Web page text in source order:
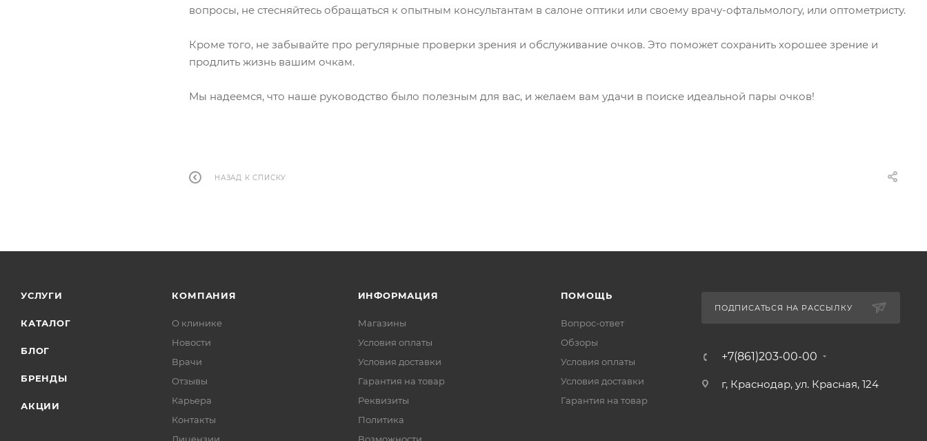
вопросы, не стесняйтесь обращаться к опытным консультантам в салоне оптики или своему врачу-офтальмологу, или оптометристу.
Кроме того, не забывайте про регулярные проверки зрения и обслуживание очков. Это поможет сохранить хорошее зрение и
продлить жизнь вашим очкам.
Мы надеемся, что наше руководство было полезным для вас, и желаем вам удачи в поиске идеальной пары очков!
НАЗАД К СПИСКУ
УСЛУГИ
КАТАЛОГ
БЛОГ
БРЕНДЫ
АКЦИИ
КОМПАНИЯ
О клинике
Новости
Врачи
Отзывы
Карьера
Контакты
ИНФОРМАЦИЯ
Магазины
Условия оплаты
Условия доставки
Гарантия на товар
Реквизиты
Политика
ПОМОЩЬ
Вопрос-ответ
Обзоры
Условия оплаты
Условия доставки
Гарантия на товар
ПОДПИСАТЬСЯ НА РАССЫЛКУ
+7(861)203-00-00
г, Краснодар, ул. Красная, 124